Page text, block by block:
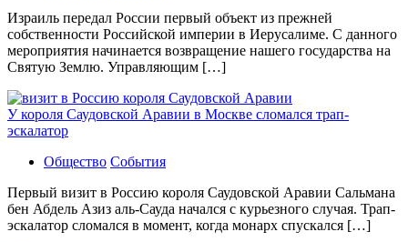
Израиль передал России первый объект из прежней
собственности Российской империи в Иерусалиме. С данного
мероприятия начинается возвращение нашего государства на
Святую Землю. Управляющим […]
У короля Саудовской Аравии в Москве сломался трап-
эскалатор
Общество События
Первый визит в Россию короля Саудовской Аравии Сальмана
бен Абдель Азиз аль-Сауда начался с курьезного случая. Трап-
эскалатор сломался в момент, когда монарх спускался […]